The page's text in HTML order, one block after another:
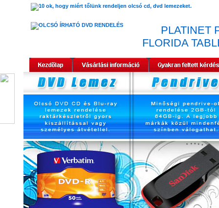
PLATINET
FLORIDA